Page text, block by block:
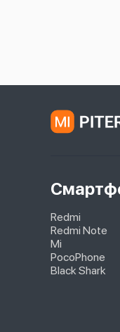
Redmi
Redmi Note
Mi
PocoPhone
Black Shark